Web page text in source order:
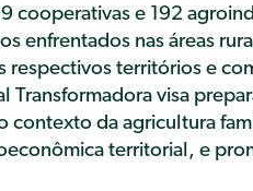
cooperativas e 192
enfrentados nas áreas
respectivos territórios e
Transformadora visa
contexto da agricultura
territorial, e